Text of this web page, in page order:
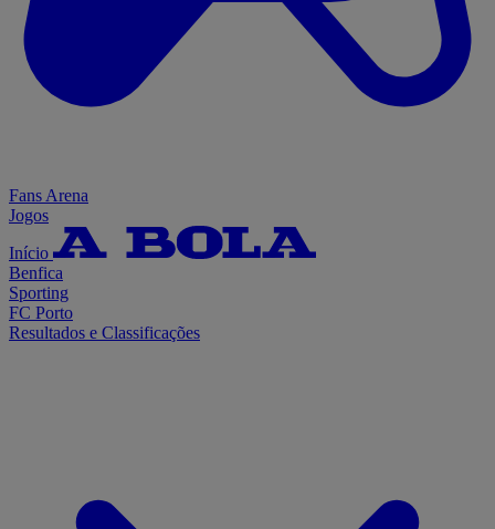
Fans Arena
Jogos
Início
Benfica
Sporting
FC Porto
Resultados e Classificações